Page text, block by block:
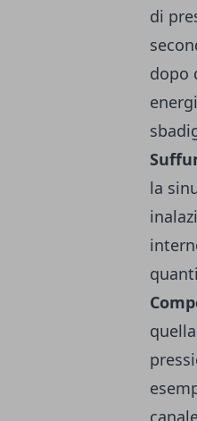
di
dopo
la